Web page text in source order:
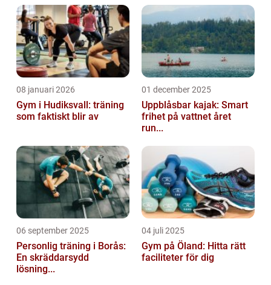
precisionsbaserad sport som präglas av
tek...
08 januari 2026
Gym i Hudiksvall: träning
som faktiskt blir av
01 december 2025
Uppblåsbar kajak: Smart
frihet på vattnet året
run...
06 september 2025
Personlig träning i Borås:
En skräddarsydd
lösning...
04 juli 2025
Gym på Öland: Hitta rätt
faciliteter för dig